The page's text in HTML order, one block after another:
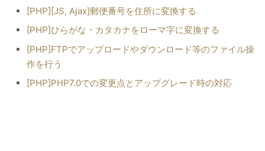
[PHP][JS, Ajax]郵便番号を住所に変換する
[PHP]ひらがな・カタカナをローマ字に変換する
[PHP]FTPでアップロードやダウンロード等のファイル操
作を行う
[PHP]PHP7.0での変更点とアップグレード時の対応